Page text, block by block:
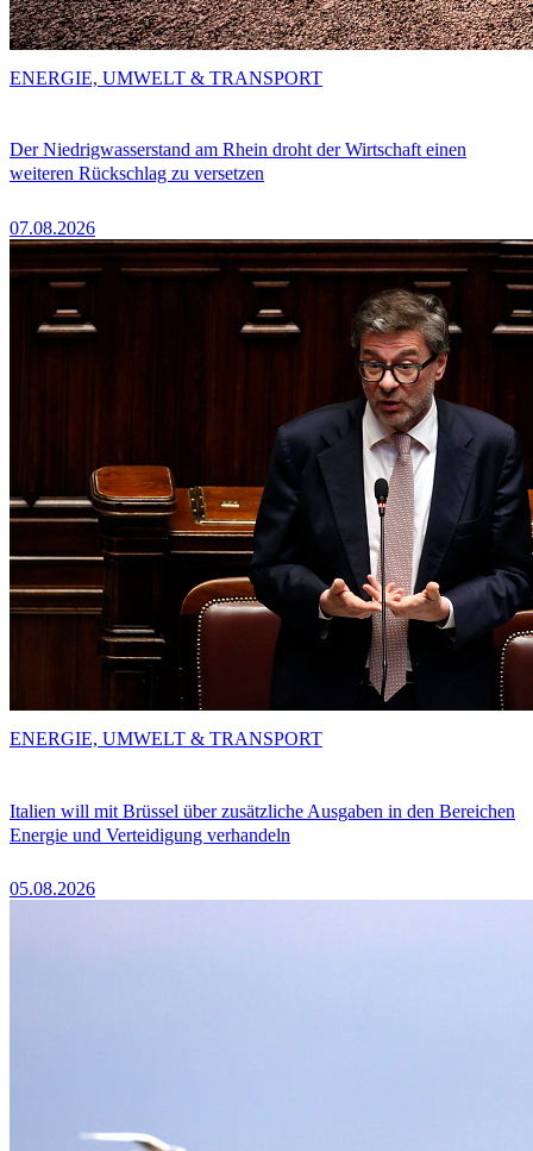
Der Niedrigwasserstand am Rhein droht der Wirtschaft einen
weiteren Rückschlag zu versetzen
07.08.2026
ENERGIE, UMWELT & TRANSPORT
Italien will mit Brüssel über zusätzliche Ausgaben in den Bereichen
Energie und Verteidigung verhandeln
05.08.2026
ENERGIE, UMWELT & TRANSPORT